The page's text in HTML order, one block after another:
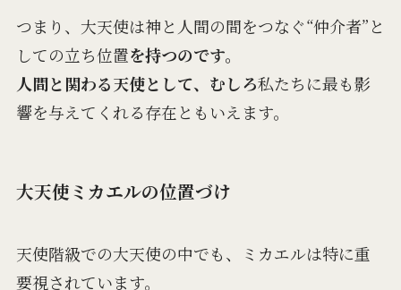
つまり、大天使は神と人間の間をつなぐ“仲介者”と
しての立ち位置を持つのです。
人間と関わる天使として、むしろ私たちに最も影
響を与えてくれる存在ともいえます。
大天使ミカエルの位置づけ
天使階級での大天使の中でも、ミカエルは特に重
要視されています。